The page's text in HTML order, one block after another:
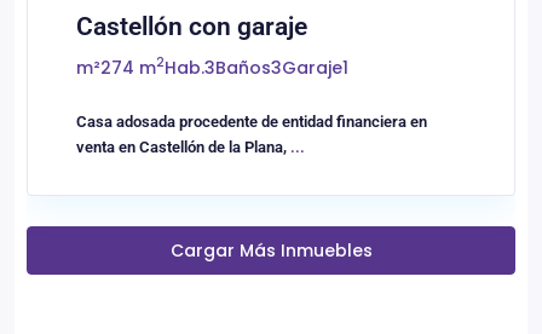
Castellón con garaje
m²274 m2Hab.3Baños3Garaje1
Casa adosada procedente de entidad financiera en
venta en Castellón de la Plana, ...
Cargar Más Inmuebles